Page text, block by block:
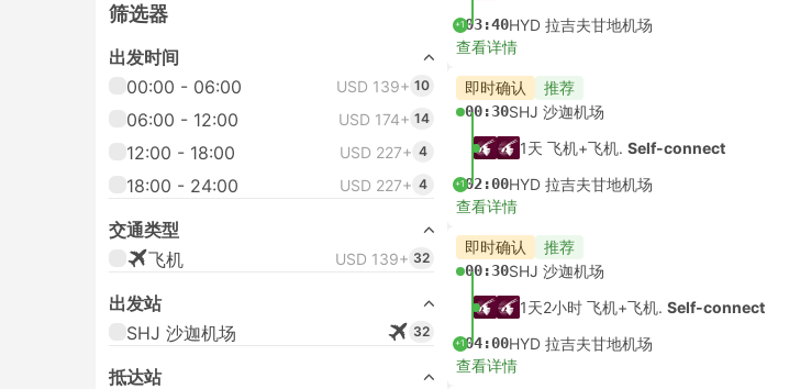
筛选器
出发时间
00:00 - 06:00
USD 139+ 10
06:00 - 12:00 USD 174+ 14
12:00 - 18:00 USD 227+ 4
18:00 - 24:00 USD 227+ 4
交通类型
飞机
USD 139+ 32
出发站
SHJ 沙迦机场
32
抵达站
+103:40HYD 拉吉夫甘地机场
查看详情
即时确认 推荐
00:30SHJ 沙迦机场
1天 飞机+飞机. Self-connect
+102:00HYD 拉吉夫甘地机场
查看详情
即时确认 推荐
00:30SHJ 沙迦机场
1天2小时 飞机+飞机. Self-connect
+104:00HYD 拉吉夫甘地机场
查看详情